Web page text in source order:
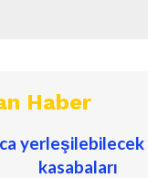
Haber
yerleşilebilecek
kasabaları